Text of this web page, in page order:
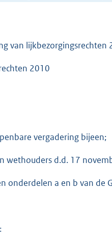
van lijkbezorgingsrechten
2010
vergadering bijeen;
wethouders d.d. 17
onderdelen a en b van de